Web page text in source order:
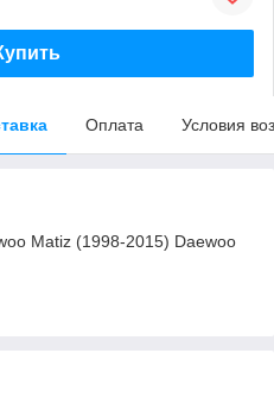
Оплата Условия
Matiz (1998-2015) Daewoo